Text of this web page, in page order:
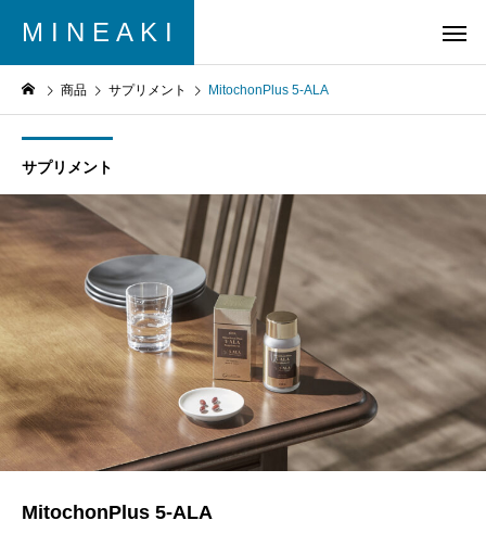
M I N E A K I
商品 サプリメント MitochonPlus 5-ALA
サプリメント
MitochonPlus 5-ALA